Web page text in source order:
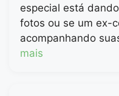
especial está
fotos ou se um ex-
acompanhando
mais